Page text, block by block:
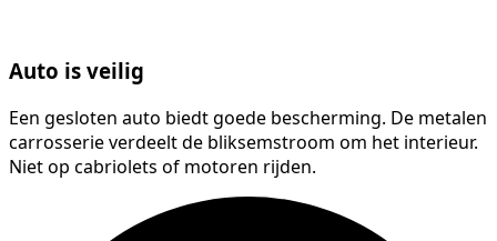
Auto is veilig
Een gesloten auto biedt goede bescherming. De metalen
carrosserie verdeelt de bliksemstroom om het interieur.
Niet op cabriolets of motoren rijden.